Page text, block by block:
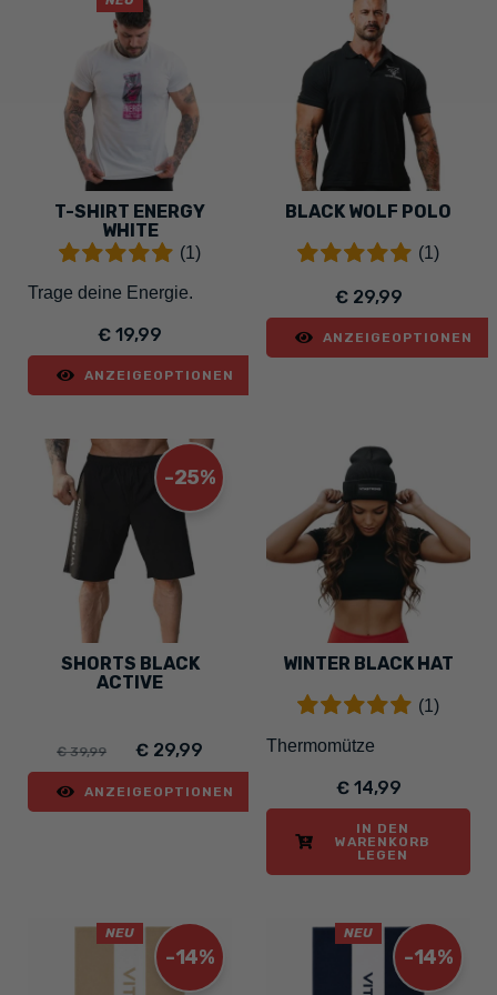
T-SHIRT ENERGY
WHITE
(1)
Trage deine Energie.
€ 19,99
ANZEIGEOPTIONEN
BLACK WOLF POLO
(1)
€ 29,99
ANZEIGEOPTIONEN
-25%
SHORTS BLACK
ACTIVE
€ 39,99 € 29,99
ANZEIGEOPTIONEN
WINTER BLACK HAT
(1)
Thermomütze
€ 14,99
IN DEN
WARENKORB
LEGEN
-14%
NEU
-14%
NEU